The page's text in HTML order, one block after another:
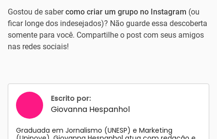
Gostou de sabercomo criar um grupo no Instagram (ou
ficar longe dos indesejados)? Não guarde essa descoberta
somente para você. Compartilhe o post com seus amigos
nas redes sociais!
Escrito por:
Giovanna Hespanhol
Graduada em Jornalismo (UNESP) e Marketing